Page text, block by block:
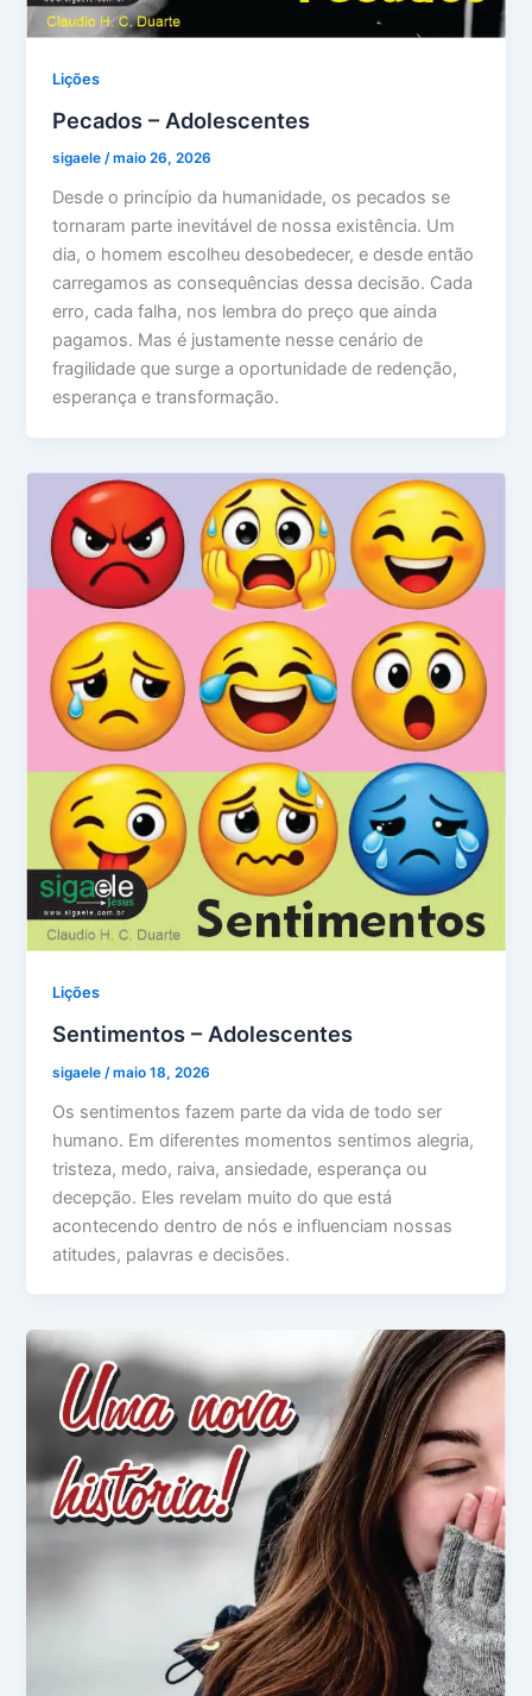
Lições
Pecados – Adolescentes
sigaele/maio 26, 2026
Desde o princípio da humanidade, os pecados se
tornaram parte inevitável de nossa existência. Um
dia, o homem escolheu desobedecer, e desde então
carregamos as consequências dessa decisão. Cada
erro, cada falha, nos lembra do preço que ainda
pagamos. Mas é justamente nesse cenário de
fragilidade que surge a oportunidade de redenção,
esperança e transformação.
Lições
Sentimentos – Adolescentes
sigaele /maio 18, 2026
Os sentimentos fazem parte da vida de todo ser
humano. Em diferentes momentos sentimos alegria,
tristeza, medo, raiva, ansiedade, esperança ou
decepção. Eles revelam muito do que está
acontecendo dentro de nós e influenciam nossas
atitudes, palavras e decisões.